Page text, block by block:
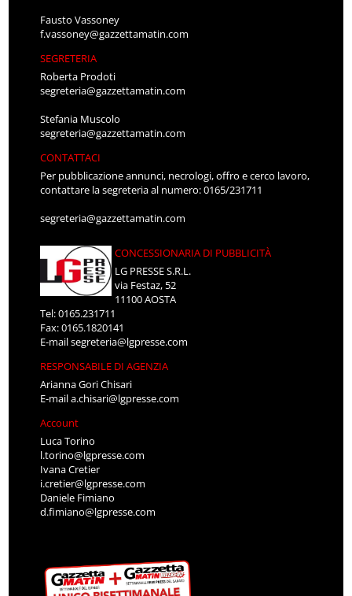
Fausto Vassoney
f.vassoney@gazzettamatin.com
SEGRETERIA
Roberta Prodoti
segreteria@gazzettamatin.com
Stefania Muscolo
segreteria@gazzettamatin.com
CONTATTACI
Per pubblicazione annunci, necrologi, offro e cerco lavoro,
contattare la segreteria al numero: 0165/231711
segreteria@gazzettamatin.com
CONCESSIONARIA DI PUBBLICITÀ
LG PRESSE S.R.L.
via Festaz, 52
11100 AOSTA
Tel: 0165.231711
Fax: 0165.1820141
E-mailsegreteria@lgpresse.com
RESPONSABILE DI AGENZIA
Arianna Gori Chisari
E-maila.chisari@lgpresse.com
Account
Luca Torino
l.torino@lgpresse.com
Ivana Cretier
i.cretier@lgpresse.com
Daniele Fimiano
d.fimiano@lgpresse.com